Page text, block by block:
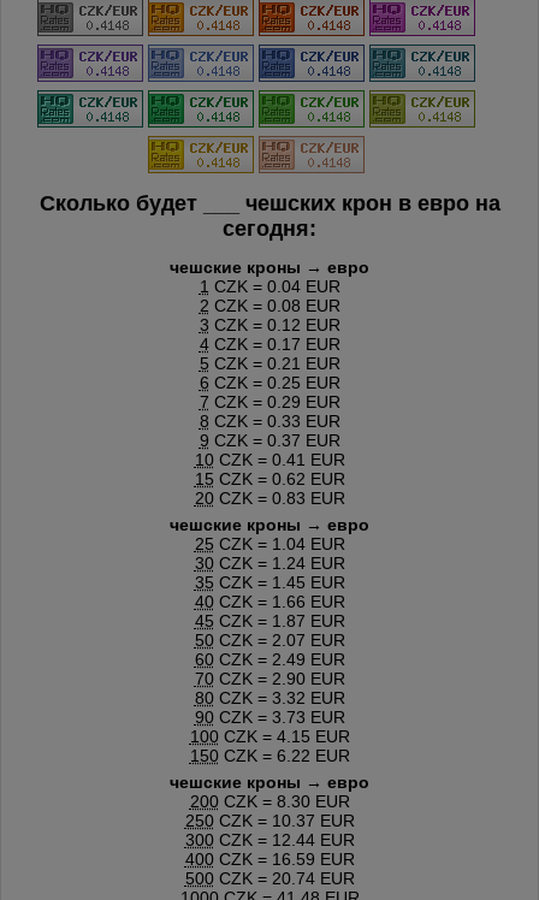
Сколько будет
чешских крон в евро на
сегодня:
чешские кроны → евро
1 CZK = 0.04 EUR
2 CZK = 0.08 EUR
3 CZK = 0.12 EUR
4CZK = 0.17 EUR
5 CZK = 0.21 EUR
6 CZK = 0.25 EUR
7 CZK = 0.29 EUR
8 CZK = 0.33 EUR
9 CZK = 0.37 EUR
10CZK = 0.41 EUR
15 CZK = 0.62 EUR
20CZK = 0.83 EUR
чешские кроны → евро
25 CZK = 1.04 EUR
30CZK = 1.24 EUR
35 CZK = 1.45 EUR
40CZK = 1.66 EUR
45 CZK = 1.87 EUR
50CZK = 2.07 EUR
60CZK = 2.49 EUR
70CZK = 2.90 EUR
80CZK = 3.32 EUR
90CZK = 3.73 EUR
100CZK = 4.15 EUR
150CZK = 6.22 EUR
чешские кроны → евро
200CZK = 8.30 EUR
250CZK = 10.37 EUR
300CZK = 12.44 EUR
400CZK = 16.59 EUR
500CZK = 20.74 EUR